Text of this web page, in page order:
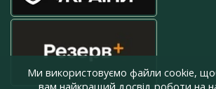
Ми використовуємо файли cookie,